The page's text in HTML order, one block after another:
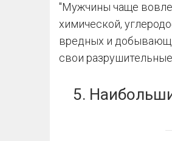
"Мужчины чаще
химической,
вредных и
свои
5.